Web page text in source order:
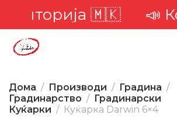
🇲🇰📣
Дома Производи
Градина
Градинарство
Градинарски
Куќарки
Куќарка Darwin 6×4